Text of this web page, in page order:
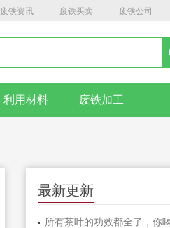
废铁资讯 废铁买卖 废铁公司
利用材料 废铁加工
最新更新
所有茶叶的功效都全了，你